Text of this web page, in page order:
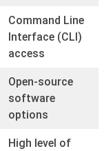
Command Line
Interface (CLI)
access
Open-source
software
options
High level of